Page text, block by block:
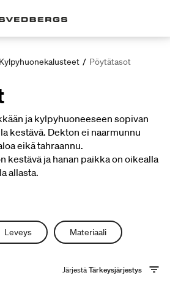
Kylpyhuonekalusteet / Pöytätasot
ja kylpyhuoneeseen sopivan
kestävä. Dekton ei naarmunnu
eikä tahraannu.
kestävä ja hanan paikka on oikealla
allasta.
Leveys Materiaali
JärjestäTärkeysjärjestys